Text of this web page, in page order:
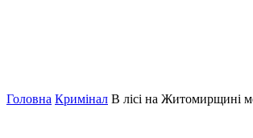
Головна Кримінал В лісі на Житомирщині